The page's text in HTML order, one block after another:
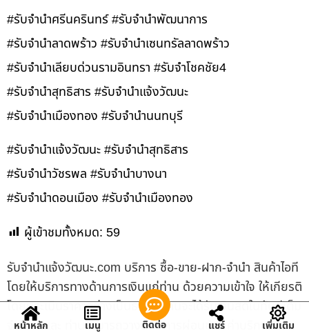
#รับจำนำศรีนครินทร์ #รับจำนำพัฒนาการ
#รับจำนำลาดพร้าว #รับจำนำเซนทรัลลาดพร้าว
#รับจำนำเลียบด่วนรามอินทรา #รับจำโชคชัย4
#รับจำนำสุทธิสาร #รับจำนำแจ้งวัฒนะ
#รับจำนำเมืองทอง #รับจำนำนนทบุรี
#รับจำนำแจ้งวัฒนะ #รับจำนำสุทธิสาร
#รับจำนำวัชรพล #รับจำนำบางนา
#รับจำนำดอนเมือง #รับจำนำเมืองทอง
ผู้เข้าชมทั้งหมด: 59
รับจํานําแจ้งวัฒนะ.com บริการ ซื้อ-ขาย-ฝาก-จำนำ สินค้าไอที
โดยให้บริการทางด้านการเงินแก่ท่าน ด้วยความเข้าใจ ให้เกียรติ
โดยประเมินราคาอย่างเป็นธรรม ท่านจะได้รับเงินสดในทันทีเต็ม
จำนวน และ ท่านสามารถวางแผนการผ่อนชำระค่าบริการได้
หน้าหลัก เมนู ติดต่อ แชร์ เพิ่มเติม